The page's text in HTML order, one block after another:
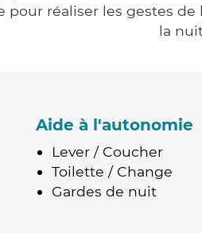
pour réaliser les gestes
la
Aide à l'autonomie
Lever / Coucher
Toilette / Change
Gardes de nuit